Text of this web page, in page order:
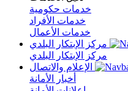
خدمات حكومية
خدمات الأفراد
خدمات الأعمال
مركز الإبتكار البلدي
أخبار الأمانة